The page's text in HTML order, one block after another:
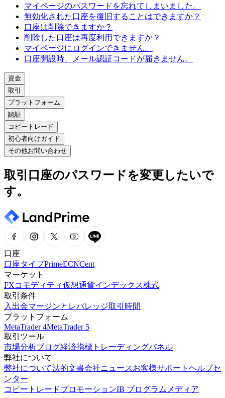
マイページのパスワードを忘れてしまいました。
無効化された口座を復旧することはできますか？
口座は削除できますか？
削除した口座は再度利用できますか？
マイページにログインできません。
口座開設時、メール認証コードが届きません。
資金
取引
プラットフォーム
認証
コピートレード
初心者向けガイド
その他お問い合わせ
取引口座のパスワードを変更したいで
す。
口座
口座タイプPrimeECNCent
マーケット
FXコモディティ仮想通貨インデックス株式
取引条件
入出金マージンとレバレッジ取引時間
プラットフォーム
MetaTrader 4MetaTrader 5
取引ツール
市場分析ブログ経済指標 トレーディングパネル
弊社について
弊社について法的文書会社ニュースお客様サポート ヘルプセ
ンター
コピートレードプロモーションIB プログラム メディア